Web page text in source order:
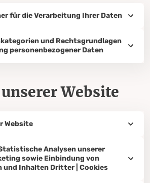
für die Verarbeitung Ihrer Daten
und Rechtsgrundlagen
personenbezogener Daten
Website
Website
Analysen unserer
sowie Einbindung von
und Inhalten Dritter | Cookies